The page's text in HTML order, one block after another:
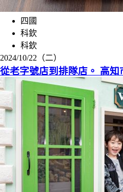
四國
科欽
科欽
2024/10/22（二）
從老字號店到排隊店。 高